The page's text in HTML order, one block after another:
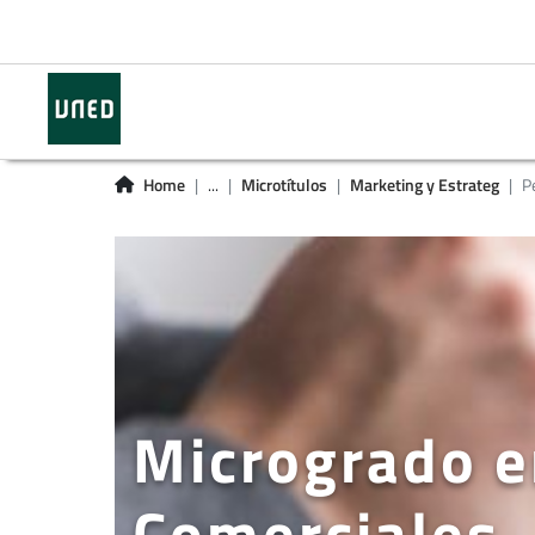
Home ... Microtítulos Marketing y Estrateg
Microgrado